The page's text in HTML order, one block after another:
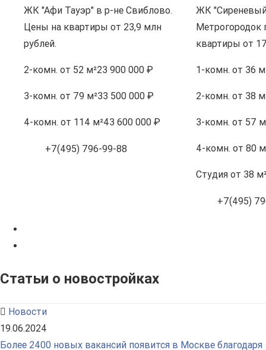
ЖК "Афи Тауэр" в р-не Свиблово.
Цены на квартиры от 23,9 млн
рублей.
2-комн. от 52 м²23 900 000 ₽
3-комн. от 79 м²33 500 000 ₽
4-комн. от 114 м²43 600 000 ₽
+7(495) 796-99-88
ЖК
квартиры от
1-комн. от 36
2-комн. от 38
3-комн. от 57
4-комн. от 80
Студия от 38
+7(495)
Статьи о новостройках
Новости
19.06.2024
Более 2400 новых вакансий появится в Москве благодаря